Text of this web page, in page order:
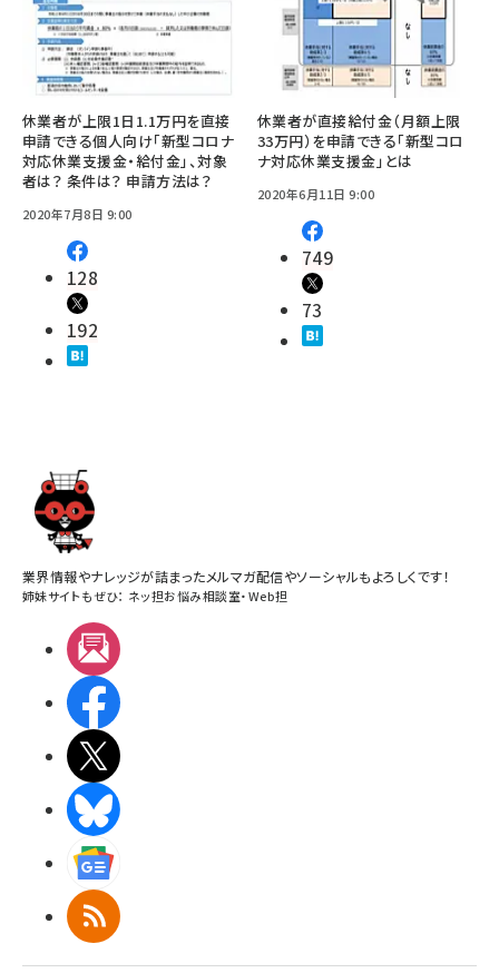
休業者が上限1日1.1万円を直接
申請できる個人向け「新型コロナ
対応休業支援金・給付金」、対象
者は？ 条件は？ 申請方法は？
2020年7月8日 9:00
128
192
休業者が直接給付金（月額上限
33万円）を申請できる「新型コロ
ナ対応休業支援金」とは
2020年6月11日 9:00
749
73
業界情報やナレッジが詰まったメルマガ配信やソーシャルもよろしくです！
姉妹サイトもぜひ： ネッ担お悩み相談室・Web担
RSS